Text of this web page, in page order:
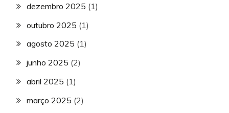
dezembro 2025 (1)
outubro 2025 (1)
agosto 2025 (1)
junho 2025 (2)
abril 2025 (1)
março 2025 (2)